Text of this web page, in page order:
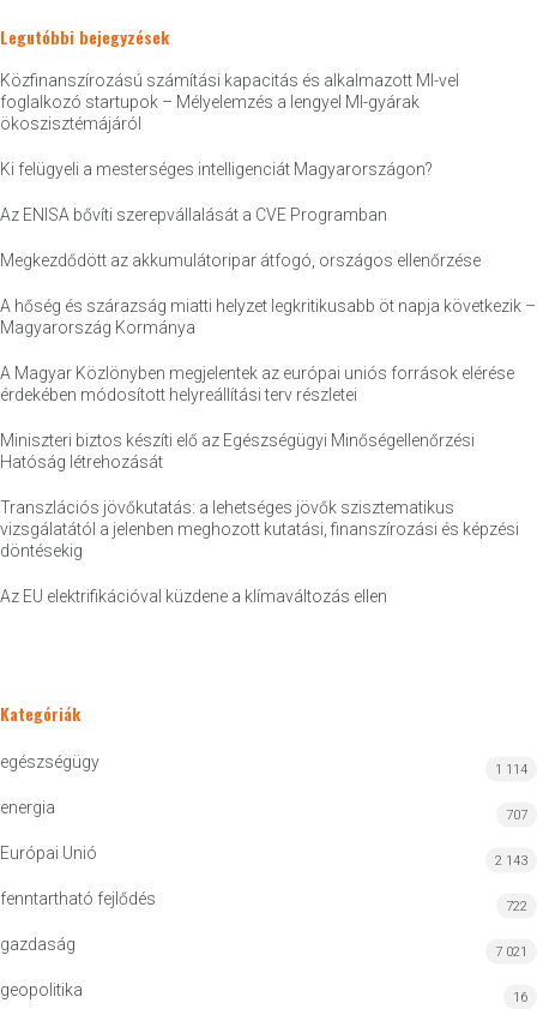
Legutóbbi bejegyzések
Közfinanszírozású számítási kapacitás és alkalmazott MI-vel
foglalkozó startupok – Mélyelemzés a lengyel MI-gyárak
ökoszisztémájáról
Ki felügyeli a mesterséges intelligenciát Magyarországon?
Az ENISA bővíti szerepvállalását a CVE Programban
Megkezdődött az akkumulátoripar átfogó, országos ellenőrzése
A hőség és szárazság miatti helyzet legkritikusabb öt napja következik –
Magyarország Kormánya
A Magyar Közlönyben megjelentek az európai uniós források elérése
érdekében módosított helyreállítási terv részletei
Miniszteri biztos készíti elő az Egészségügyi Minőségellenőrzési
Hatóság létrehozását
Transzlációs jövőkutatás: a lehetséges jövők szisztematikus
vizsgálatától a jelenben meghozott kutatási, finanszírozási és képzési
döntésekig
Az EU elektrifikációval küzdene a klímaváltozás ellen
Kategóriák
egészségügy 1 114
energia 707
Európai Unió 2 143
fenntartható fejlődés 722
gazdaság 7 021
geopolitika 16